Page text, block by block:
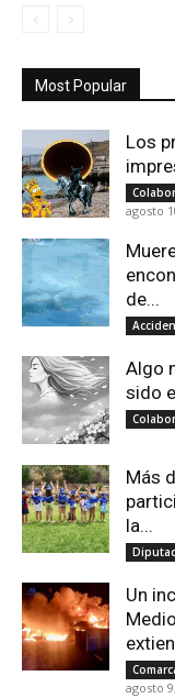
Most Popular
Los
agosto
de...
Algo
sido
Más
la...
Un
agosto